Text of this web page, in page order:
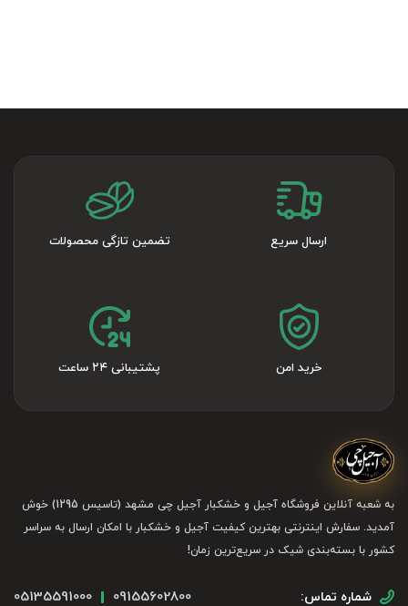
ارسال سریع تضمین تازگی محصولات
خرید امن پشتیبانی ۲۴ ساعت
به شعبه آنلاین فروشگاه آجیل و خشکبار آجیل چی مشهد (تاسیس 1295) خوش
آمدید. سفارش اینترنتی بهترین کیفیت آجیل و خشکبار با امکان ارسال به سراسر
کشور با بسته‌بندی شیک در سریع‌ترین زمان!
شماره تماس: 09155602800
05135591000